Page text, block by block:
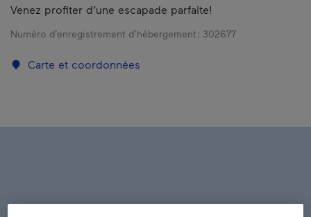
Venez profiter d’une escapade parfaite!
Numéro d’enregistrement d’hébergement : 302677
Carte et coordonnées